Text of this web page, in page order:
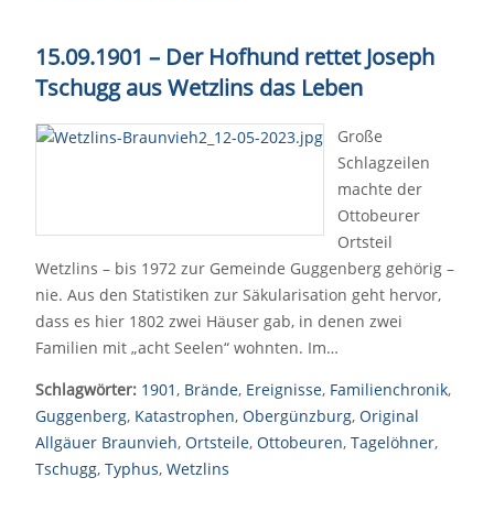
15.09.1901 – Der Hofhund rettet Joseph
Tschugg aus Wetzlins das Leben
Große
Schlagzeilen
machte der
Ottobeurer
Ortsteil
Wetzlins – bis 1972 zur Gemeinde Guggenberg gehörig –
nie. Aus den Statistiken zur Säkularisation geht hervor,
dass es hier 1802 zwei Häuser gab, in denen zwei
Familien mit „acht Seelen“ wohnten. Im…
Schlagwörter: 1901, Brände, Ereignisse, Familienchronik,
Guggenberg, Katastrophen, Obergünzburg, Original
Allgäuer Braunvieh, Ortsteile, Ottobeuren, Tagelöhner,
Tschugg, Typhus, Wetzlins